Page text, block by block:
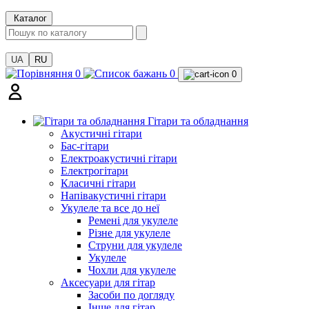
Каталог
UA RU
0 0 0
Гітари та обладнання
Акустичні гітари
Бас-гітари
Електроакустичні гітари
Електрогітари
Класичні гітари
Напівакустичні гітари
Укулеле та все до неї
Ремені для укулеле
Різне для укулеле
Струни для укулеле
Укулеле
Чохли для укулеле
Аксесуари для гітар
Засоби по догляду